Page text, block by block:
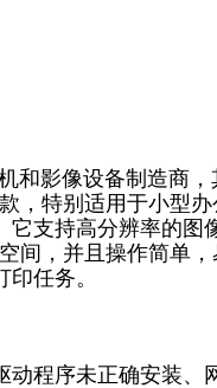
影像设备制造商，
，特别适用于小型
支持高分辨率的图
间，并且操作简单
任务。
程序未正确安装、